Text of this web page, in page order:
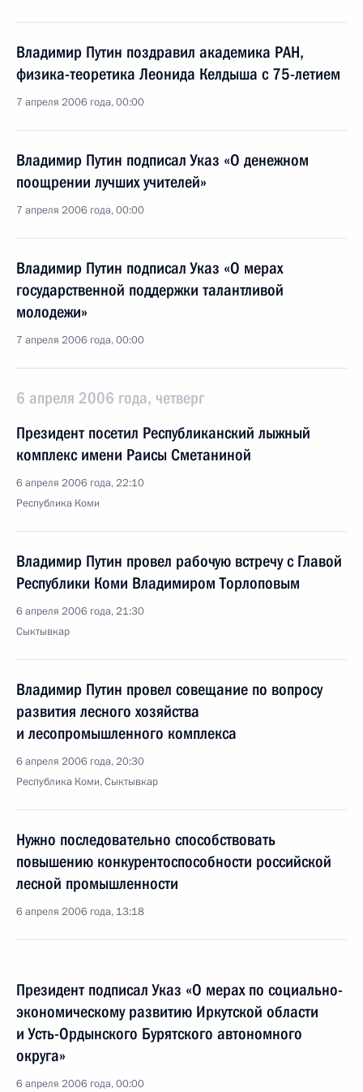
Владимир Путин поздравил академика РАН,
физика-теоретика Леонида Келдыша с 75-летием
7 апреля 2006 года, 00:00
Владимир Путин подписал Указ «О денежном
поощрении лучших учителей»
7 апреля 2006 года, 00:00
Владимир Путин подписал Указ «О мерах
государственной поддержки талантливой
молодежи»
7 апреля 2006 года, 00:00
6 апреля 2006 года, четверг
Президент посетил Республиканский лыжный
комплекс имени Раисы Сметаниной
6 апреля 2006 года, 22:10
Республика Коми
Владимир Путин провел рабочую встречу с Главой
Республики Коми Владимиром Торлоповым
6 апреля 2006 года, 21:30
Сыктывкар
Владимир Путин провел совещание по вопросу
развития лесного хозяйства
и лесопромышленного комплекса
6 апреля 2006 года, 20:30
Республика Коми, Сыктывкар
Нужно последовательно способствовать
повышению конкурентоспособности российской
лесной промышленности
6 апреля 2006 года, 13:18
Президент подписал Указ «О мерах по социально-
экономическому развитию Иркутской области
и Усть-Ордынского Бурятского автономного
округа»
6 апреля 2006 года, 00:00